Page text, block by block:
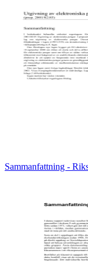
Sammanfattning -